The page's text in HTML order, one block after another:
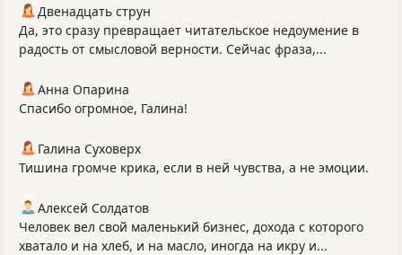
Двенадцать струн
Да, это сразу превращает читательское недоумение в
радость от смысловой верности. Сейчас фраза,...
Анна Опарина
Спасибо огромное, Галина!
Галина Суховерх
Тишина громче крика, если в ней чувства, а не эмоции.
Алексей Солдатов
Человек вел свой маленький бизнес, дохода с которого
хватало и на хлеб, и на масло, иногда на икру и...